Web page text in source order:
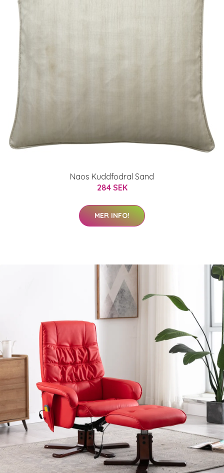
Naos Kuddfodral Sand
284 SEK
MER INFO!